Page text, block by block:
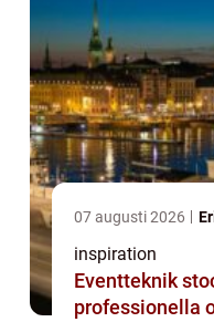
07 augusti 2026
inspiration
Eventteknik stockholm
professionella